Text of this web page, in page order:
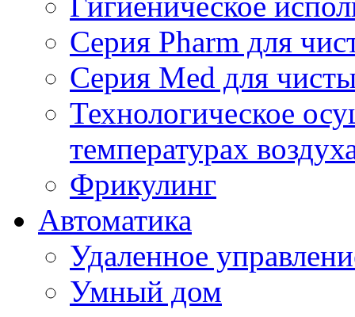
Серия Pharm для
Серия Med для
Технологическое
температурах
Фрикулинг
Автоматика
Удаленное
Умный дом